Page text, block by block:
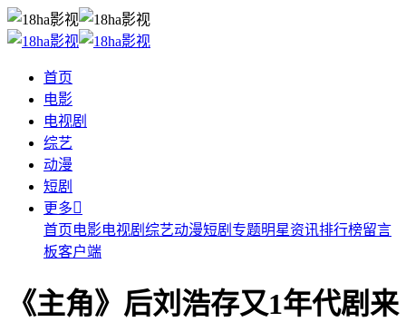
首页
电影
电视剧
综艺
动漫
短剧
更多
首页电影电视剧 综艺动漫短剧 专题明星资讯排行榜留言
板客户端
《主角》后刘浩存又1年代剧来